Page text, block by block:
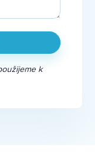
k